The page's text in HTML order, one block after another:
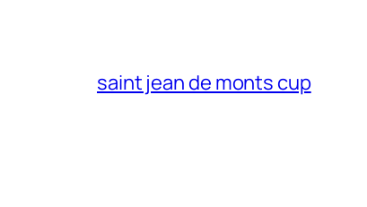
saint jean de monts cup